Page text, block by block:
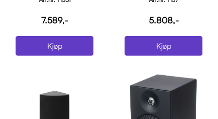
7.589,-
Kjøp
5.808,-
Kjøp